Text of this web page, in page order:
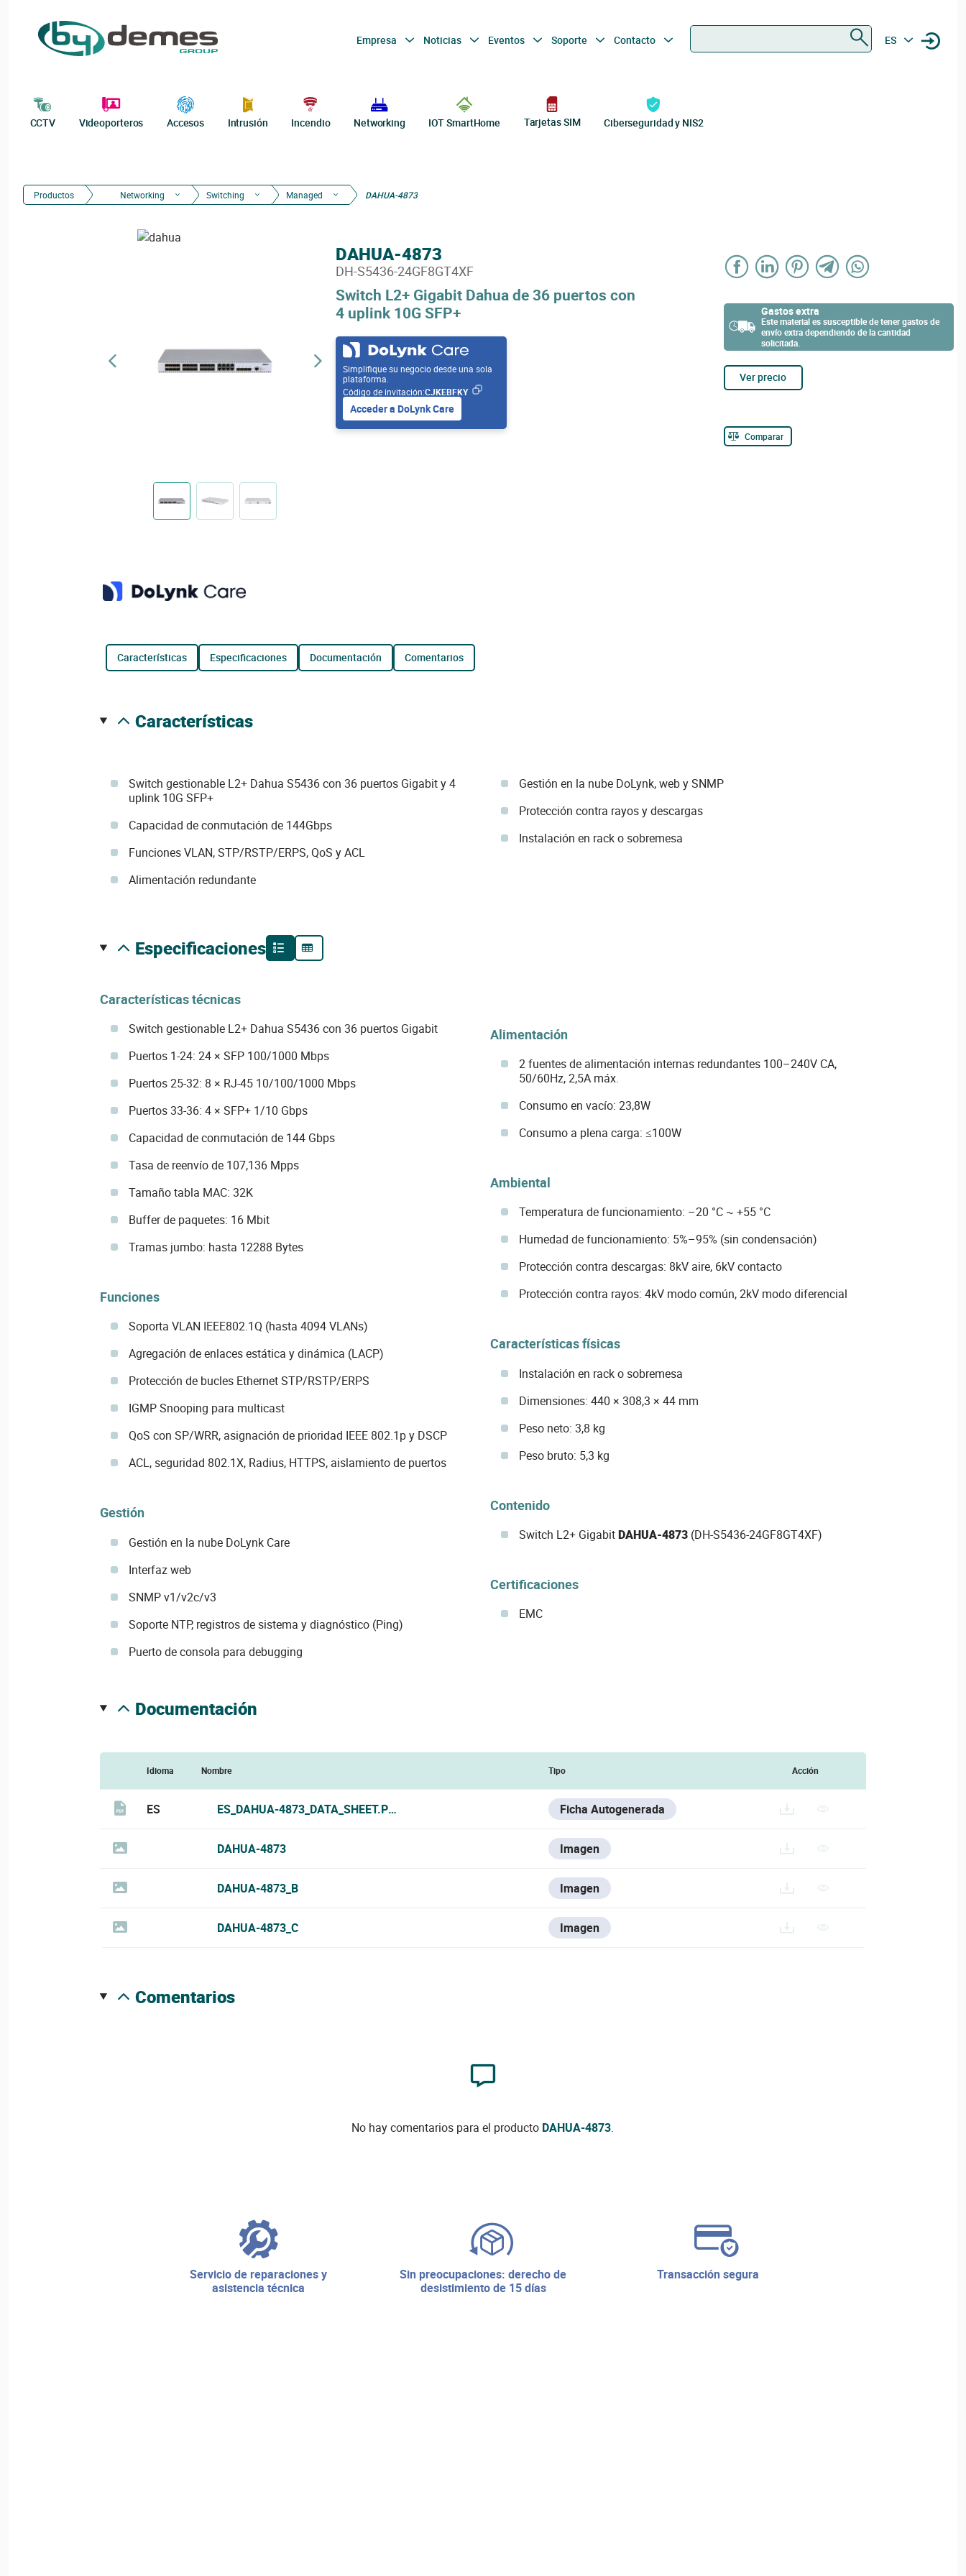
Empresa Noticias Eventos Soporte Contacto ES
CCTV Videoporteros Accesos Intrusión Incendio Networking IOT SmartHome Tarjetas SIM Ciberseguridad y NIS2
Productos Networking Switching Managed DAHUA-4873
Switch L2+ Gigabit Dahua de 36 puertos con
4 uplink 10G SFP+
DAHUA-4873
DH-S5436-24GF8GT4XF
Simplifique su negocio desde una sola
plataforma.
Código de invitación:CJKEBFKY
Acceder a DoLynk Care
Gastos extra
Este material es susceptible de tener gastos de
envío extra dependiendo de la cantidad
solicitada.
Ver precio
Comparar
características especificaciones documentación comentarios
características
Switch gestionable L2+ Dahua S5436 con 36 puertos Gigabit y 4
uplink 10G SFP+
Capacidad de conmutación de 144Gbps
Funciones VLAN, STP/RSTP/ERPS, QoS y ACL
Alimentación redundante
Gestión en la nube DoLynk, web y SNMP
Protección contra rayos y descargas
Instalación en rack o sobremesa
especificaciones
Características técnicas
Switch gestionable L2+ Dahua S5436 con 36 puertos Gigabit
Puertos 1-24: 24 × SFP 100/1000 Mbps
Puertos 25-32: 8 × RJ-45 10/100/1000 Mbps
Puertos 33-36: 4 × SFP+ 1/10 Gbps
Capacidad de conmutación de 144 Gbps
Tasa de reenvío de 107,136 Mpps
Tamaño tabla MAC: 32K
Buffer de paquetes: 16 Mbit
Tramas jumbo: hasta 12288 Bytes
Funciones
Soporta VLAN IEEE802.1Q (hasta 4094 VLANs)
Agregación de enlaces estática y dinámica (LACP)
Protección de bucles Ethernet STP/RSTP/ERPS
IGMP Snooping para multicast
QoS con SP/WRR, asignación de prioridad IEEE 802.1p y DSCP
ACL, seguridad 802.1X, Radius, HTTPS, aislamiento de puertos
Gestión
Gestión en la nube DoLynk Care
Interfaz web
SNMP v1/v2c/v3
Soporte NTP, registros de sistema y diagnóstico (Ping)
Puerto de consola para debugging
Alimentación
2 fuentes de alimentación internas redundantes 100–240V CA,
50/60Hz, 2,5A máx.
Consumo en vacío: 23,8W
Consumo a plena carga: ≤100W
Ambiental
Temperatura de funcionamiento: –20 °C ~ +55 °C
Humedad de funcionamiento: 5%–95% (sin condensación)
Protección contra descargas: 8kV aire, 6kV contacto
Protección contra rayos: 4kV modo común, 2kV modo diferencial
Características físicas
Instalación en rack o sobremesa
Dimensiones: 440 × 308,3 × 44 mm
Peso neto: 3,8 kg
Peso bruto: 5,3 kg
Contenido
Switch L2+ GigabitDAHUA-4873(DH-S5436-24GF8GT4XF)
Certificaciones
EMC
documentación
Idioma Nombre Tipo Acción
ES ES_DAHUA-4873_DATA_SHEET.PDF Ficha Autogenerada
DAHUA-4873 Imagen
DAHUA-4873_B Imagen
DAHUA-4873_C Imagen
comentarios
No hay comentarios para el producto DAHUA-4873.
servicio de reparaciones y
asistencia técnica
sin preocupaciones: derecho de
desistimiento de 15 días
transacción segura